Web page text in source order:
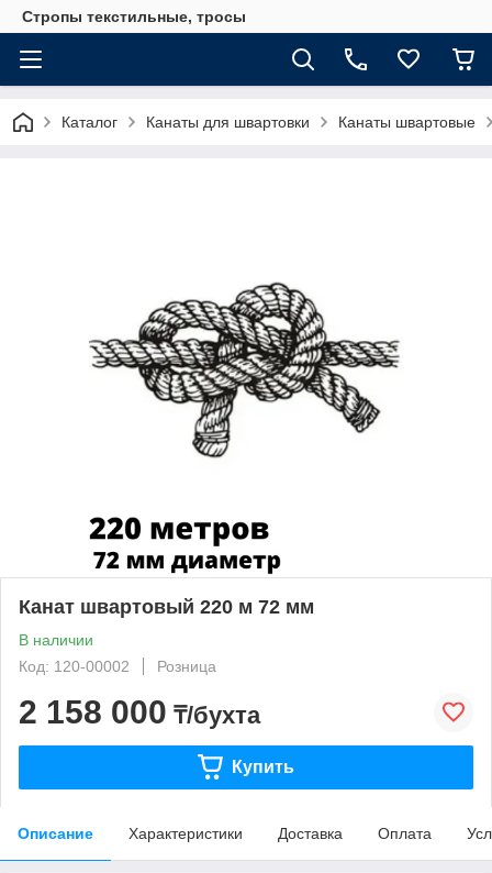
Стропы текстильные, тросы
Каталог Канаты для швартовки Канаты швартовые
Канат швартовый 220 м 72 мм
В наличии
Код: 120-00002
Розница
2 158 000 ₸/бухта
Купить
Описание Характеристики Доставка Оплата